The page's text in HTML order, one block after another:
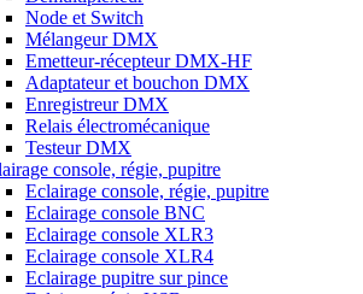
Node et Switch
Mélangeur DMX
Emetteur-récepteur DMX-HF
Adaptateur et bouchon DMX
Enregistreur DMX
Relais électromécanique
Testeur DMX
console, régie, pupitre
Eclairage console, régie, pupitre
Eclairage console BNC
Eclairage console XLR3
Eclairage console XLR4
Eclairage pupitre sur pince